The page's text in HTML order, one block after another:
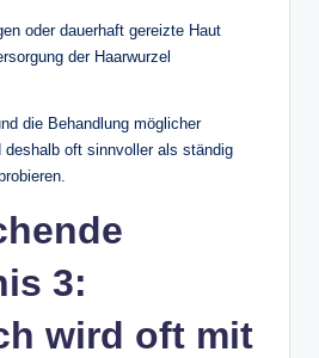
oder dauerhaft gereizte Haut
der Haarwurzel
die Behandlung möglicher
deshalb oft sinnvoller als ständig
3:
wird oft mit